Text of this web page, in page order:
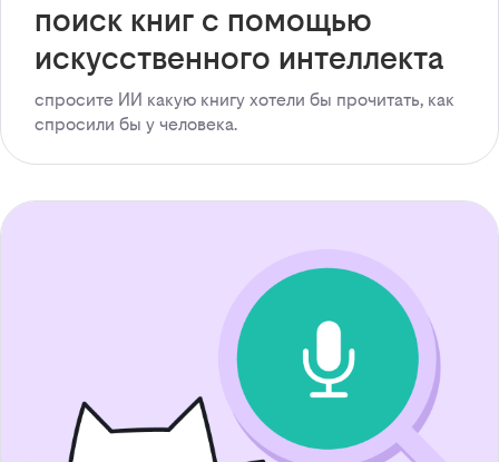
поиск книг с помощью
искусственного интеллекта
спросите ИИ какую книгу хотели бы прочитать, как
спросили бы у человека.